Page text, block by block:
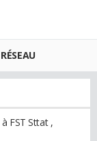
RÉSEAU
FST Sttat ,